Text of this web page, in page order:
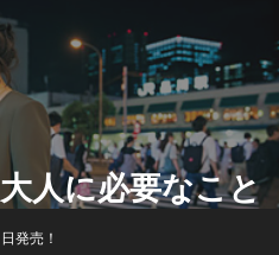
人に必要なこと
発売！